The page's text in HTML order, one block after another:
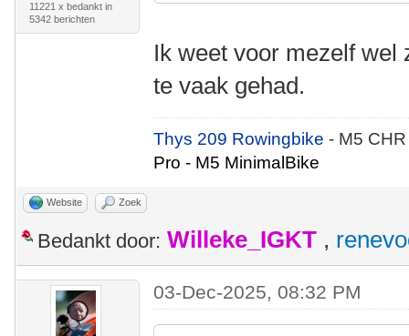
11221 x bedankt in
5342 berichten
Ik weet voor mezelf wel
te vaak gehad.
Thys 209 Rowingbike- M5
Pro - M5 MinimalBike
Website Zoek
Bedankt door: Willeke_IGKT ,
03-Dec-2025, 08:32 PM